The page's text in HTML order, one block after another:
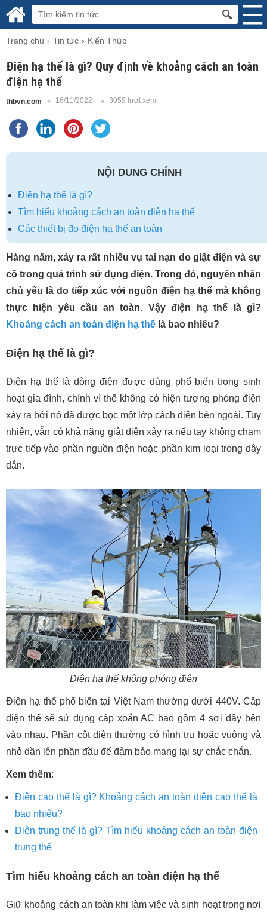
Trang chủ Tin tức Kiến Thức
Điện hạ thế là gì? Quy định về khoảng cách an toàn
điện hạ thế
thbvn.com 16/11/2022 3059 lượt xem
NỘI DUNG CHÍNH
Điện hạ thế là gì?
Tìm hiểu khoảng cách an toàn điện hạ thế
Các thiết bị đo điện hạ thế an toàn
Hàng năm, xảy ra rất nhiều vụ tai nạn do giật điện và sự
cố trong quá trình sử dụng điện. Trong đó, nguyên nhân
chủ yếu là do tiếp xúc với nguồn điện hạ thế mà không
thực hiện yêu cầu an toàn. Vậy điện hạ thế là gì?
Khoảng cách an toàn điện hạ thế là bao nhiêu?
Điện hạ thế là gì?
Điện hạ thế là dòng điện được dùng phổ biến trong sinh
hoạt gia đình, chính vì thế không có hiện tượng phóng điện
xảy ra bởi nó đã được bọc một lớp cách điện bên ngoài. Tuy
nhiên, vẫn có khả năng giật điện xảy ra nếu tay không chạm
trực tiếp vào phần nguồn điện hoặc phần kim loại trong dây
dẫn.
Điện hạ thế không phóng điện
Điện hạ thế phổ biến tại Việt Nam thường dưới 440V. Cấp
điện thế sẽ sử dụng cáp xoắn AC bao gồm 4 sợi dây bện
vào nhau. Phần cột điện thường có hình trụ hoặc vuông và
nhỏ dần lên phần đầu để đảm bảo mang lại sự chắc chắn.
Xem thêm:
Điện cao thế là gì? Khoảng cách an toàn điện cao thế là
bao nhiêu?
Điện trung thế là gì? Tìm hiểu khoảng cách an toàn điện
trung thế
Tìm hiểu khoảng cách an toàn điện hạ thế
Giữ khoảng cách an toàn khi làm việc và sinh hoạt trong nơi